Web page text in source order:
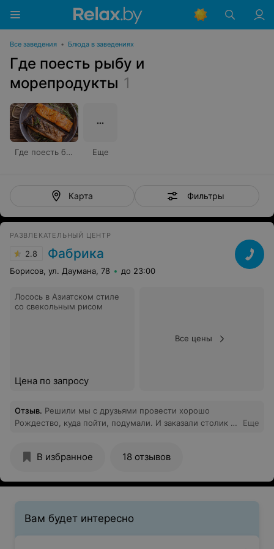
Все заведения • Блюда в заведениях
Где поесть рыбу и
морепродукты 1
Где поесть блюда из красной рыбы Еще
Карта Фильтры
РАЗВЛЕКАТЕЛЬНЫЙ ЦЕНТР
2.8 Фабрика
Борисов, ул. Даумана, 78 до 23:00
Лосось в Азиатском стиле
со свекольным рисом
Цена по запросу
Все цены
Отзыв. Решили мы с друзьями провести хорошо
Рождество, куда пойти, подумали. И заказали столик в
конечно содержимое каждой сумки, похвально.Столик
оказались съедобны, пока дело недошло до
перемороженной и пахнущей какими то
Еще
В избранное 18 отзывов
Вам будет интересно